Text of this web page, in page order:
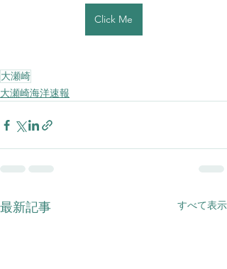
Click Me
大瀬崎
大瀬崎海洋速報
最新記事 すべて表示